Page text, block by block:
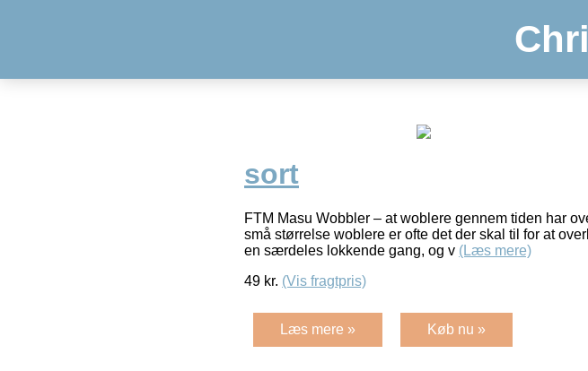
sort
FTM Masu Wobbler – at woblere gennem tiden har
små størrelse woblere er ofte det der skal til for at
en særdeles lokkende gang, og v (Læs mere)
49 kr. (Vis fragtpris)
Læs mere » Køb nu »